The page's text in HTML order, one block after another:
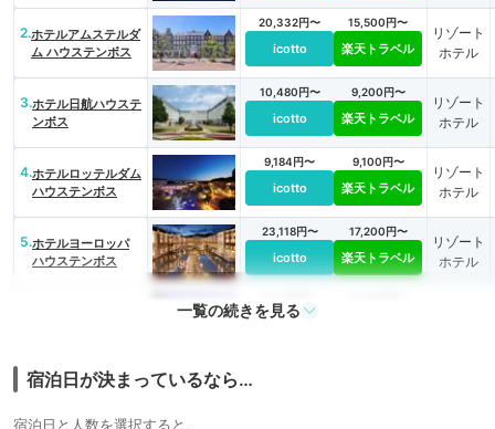
2.ホテルアムステルダ
ム ハウステンボス
20,332円〜
icotto
15,500円〜
楽天トラベル
リゾート
ホテル
3.ホテル日航ハウステ
ンボス
10,480円〜
icotto
9,200円〜
楽天トラベル
リゾート
ホテル
4.ホテルロッテルダム
ハウステンボス
9,184円〜
icotto
9,100円〜
楽天トラベル
リゾート
ホテル
5.ホテルヨーロッパ
ハウステンボス
23,118円〜
icotto
17,200円〜
楽天トラベル
リゾート
ホテル
18,318円〜
7.ホテルオークラJRハ
一覧の続きを見る
宿泊日が決まっているなら…
宿泊日と人数を選択すると、